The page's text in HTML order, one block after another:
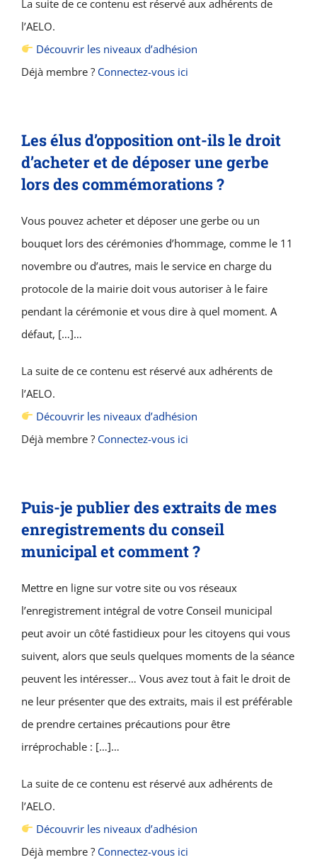
La suite de ce contenu est réservé aux adhérents de
l’AELO.
Découvrir les niveaux d’adhésion
Déjà membre ? Connectez-vous ici
Les élus d’opposition ont-ils le droit
d’acheter et de déposer une gerbe
lors des commémorations ?
Vous pouvez acheter et déposer une gerbe ou un
bouquet lors des cérémonies d’hommage, comme le 11
novembre ou d’autres, mais le service en charge du
protocole de la mairie doit vous autoriser à le faire
pendant la cérémonie et vous dire à quel moment. A
défaut, […]…
La suite de ce contenu est réservé aux adhérents de
l’AELO.
Découvrir les niveaux d’adhésion
Déjà membre ? Connectez-vous ici
Puis-je publier des extraits de mes
enregistrements du conseil
municipal et comment ?
Mettre en ligne sur votre site ou vos réseaux
l’enregistrement intégral de votre Conseil municipal
peut avoir un côté fastidieux pour les citoyens qui vous
suivent, alors que seuls quelques moments de la séance
peuvent les intéresser… Vous avez tout à fait le droit de
ne leur présenter que des extraits, mais il est préférable
de prendre certaines précautions pour être
irréprochable : […]…
La suite de ce contenu est réservé aux adhérents de
l’AELO.
Découvrir les niveaux d’adhésion
Déjà membre ? Connectez-vous ici